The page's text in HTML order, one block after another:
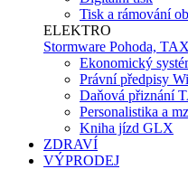
Tisk a rámování
ELEKTRO
Stormware Pohoda,
Ekonomický
Právní předpisy
Daňová přiznání
Personalistika a
Kniha jízd GLX
ZDRAVÍ
VÝPRODEJ